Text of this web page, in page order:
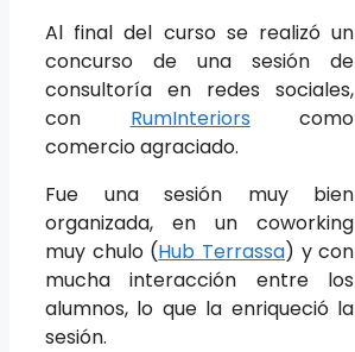
Al final del curso se realizó un
concurso de una sesión de
consultoría en redes sociales,
con RumInteriors como
comercio agraciado.
Fue una sesión muy bien
organizada, en un coworking
muy chulo (Hub Terrassa) y con
mucha interacción entre los
alumnos, lo que la enriqueció la
sesión.